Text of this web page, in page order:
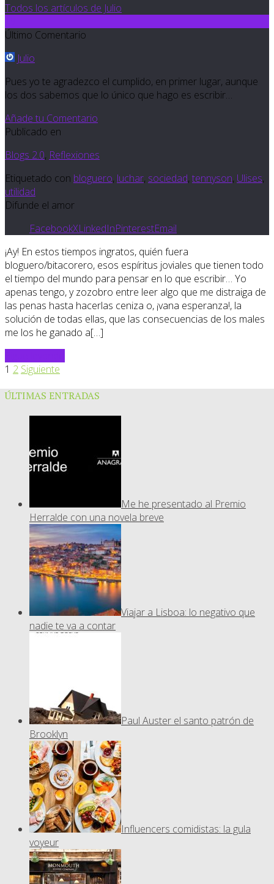
Todos los artículos de Julio
Último Comentario
Julio
Pues yo te agradezco el cumplido, en primer lugar, aunque
los dos sabemos que lo único que hago es escribir…
Añade tu Comentario
Publicado en
Blogs 2.0, Reflexiones
Etiquetado con bloguero, luchar, sociedad, tennyson, Ulises,
utilidad
Difunde el amor
FacebookXLinkedInPinterestEmail
¡Ay! En estos tiempos ingratos, quién fuera
bloguero/bitacorero, esos espíritus joviales que tienen todo
el tiempo del mundo para pensar en lo que escribir… Yo
apenas tengo, y zozobro entre leer algo que me distraiga de
las penas hasta hacerlas ceniza o, ¡vana esperanza!, la
solución de todas ellas, que las consecuencias de los males
me los he ganado a[…]
1 2 Siguiente
ÚLTIMAS ENTRADAS
Me he presentado al Premio
Herralde con una novela breve
Viajar a Lisboa: lo negativo que
nadie te va a contar
Paul Auster el santo patrón de
Brooklyn
Influencers comidistas: la gula
voyeur